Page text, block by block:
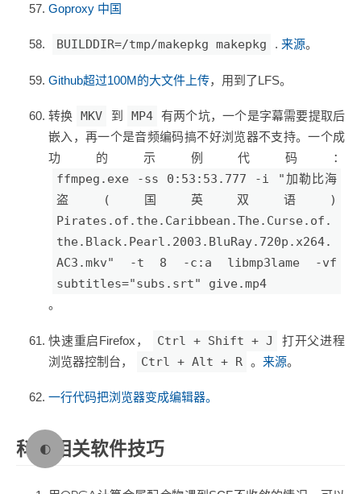
🌓
Goproxy 中国
BUILDDIR=/tmp/makepkg makepkg . 来源。
Github超过100M的大文件上传，用到了LFS。
转换 MKV 到 MP4 有两个坑，一个是字幕需要提取后
嵌入，再一个是音频编码搞不好浏览器不支持。一个成
功的示例代码：
ffmpeg.exe -ss 0:53:53.777 -i "加勒比海
盗(国英双语)
Pirates.of.the.Caribbean.The.Curse.of.
the.Black.Pearl.2003.BluRay.720p.x264.
AC3.mkv" -t 8 -c:a libmp3lame -vf
subtitles="subs.srt" give.mp4
。
快速重启Firefox， Ctrl + Shift + J
打开父进程
浏览器控制台，
Ctrl + Alt + R 。 来源。
一行代码把浏览器变成编辑器。
科学相关软件技巧